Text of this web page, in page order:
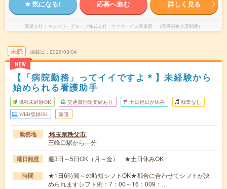
気になる! 応募へ進む 詳しく見る
派遣会社 マンパワーグループ株式会社 ケアサービス事業部 （医療福祉介護関連）
未読
NEW
掲載日 2026/08/04
【「病院勤務」ってイイですよ＊】未経験から
始められる看護助手
職種未経験OK 交通費別途支給あり 土日祝日が休み 残業なし
WEB登録OK 派遣
勤務地 埼玉県秩父市
三峰口駅から---分
曜日頻度 週3日～5日OK（月～金） ★土日休みOK
時間
★1日6時間～の時短シフトOK★都合に合わせてシフトが決
められますシフト例：7：00～16：009：…